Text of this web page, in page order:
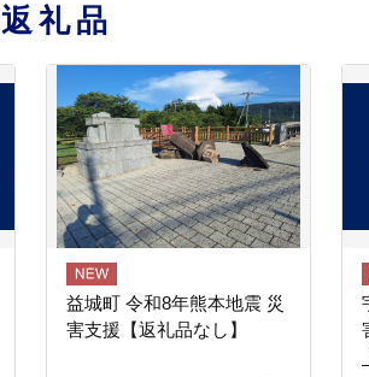
礼品
益城町 令和8年熊本地震 災
害支援【返礼品なし】